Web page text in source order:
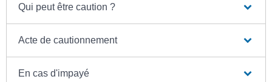
Qui peut être caution ?
Acte de cautionnement
En cas d'impayé